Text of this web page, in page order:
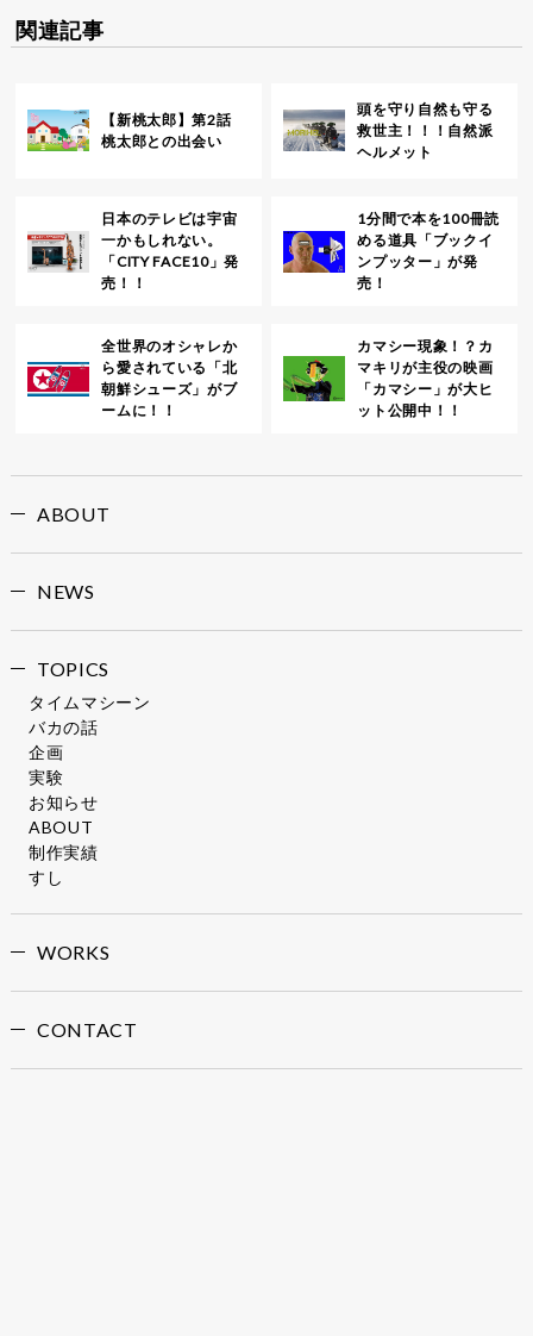
関連記事
【新桃太郎】第2話
桃太郎との出会い
頭を守り自然も守る
救世主！！！自然派
ヘルメット
日本のテレビは宇宙
一かもしれない。
「CITY FACE10」発
売！！
1分間で本を100冊読
める道具「ブックイ
ンプッター」が発
売！
全世界のオシャレか
ら愛されている「北
朝鮮シューズ」がブ
ームに！！
カマシー現象！？カ
マキリが主役の映画
「カマシー」が大ヒ
ット公開中！！
ABOUT
NEWS
TOPICS
タイムマシーン
バカの話
企画
実験
お知らせ
ABOUT
制作実績
すし
WORKS
CONTACT